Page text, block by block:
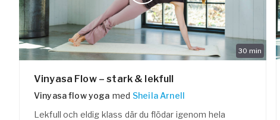
30 min
Vinyasa Flow – stark & lekfull
Vinyasa flow yoga med Sheila Arnell
Lekfull och eldig klass där du flödar igenom hela